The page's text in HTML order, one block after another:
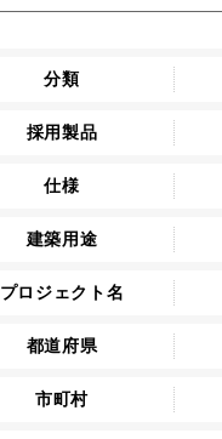
分類
採用製品
仕様
建築用途
プロジェクト名
都道府県
市町村